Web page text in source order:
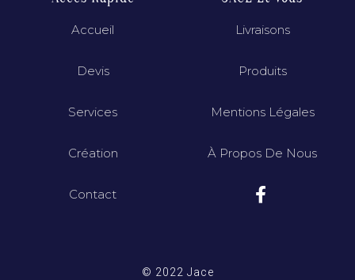
Accueil
Devis
Services
Création
Contact
Livraisons
Produits
Mentions Légales
À Propos De Nous
© 2022 Jace